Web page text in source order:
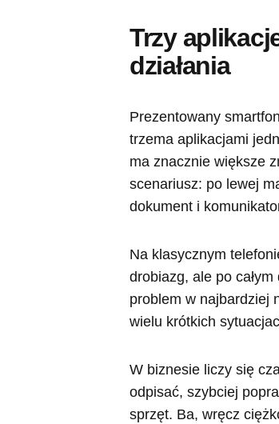
Trzy
działania
Prezentowany
trzema aplikacjami
ma znacznie większe
scenariusz: po lewej
dokument i
Na klasycznym
drobiazg, ale po
problem w najbardziej
wielu krótkich
W biznesie liczy się
odpisać, szybciej
sprzęt. Ba, wręcz